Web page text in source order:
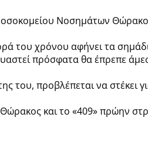
Νοσημάτων
του χρόνου αφήνει τα
πρόσφατα θα έπρεπε
του, προβλέπεται να στέκει
και το «409» πρώην